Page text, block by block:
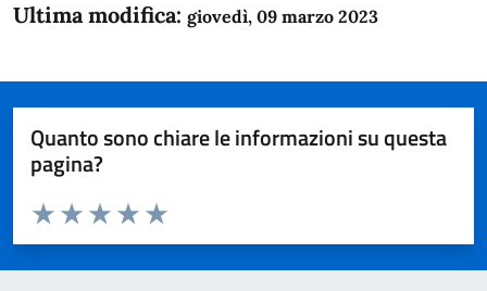
Ultima modifica: giovedì, 09 marzo 2023
Quanto sono chiare le informazioni su questa
pagina?
Domanda
Valuta da 1 a 5 stelle la pagina
Valuta 5 stelle su 5
Valuta 4 stelle su 5
Valuta 3 stelle su 5
Valuta 2 stelle su 5
Valuta 1 stelle su 5